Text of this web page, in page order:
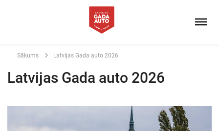
Sākums Latvijas Gada auto 2026
Latvijas Gada auto 2026